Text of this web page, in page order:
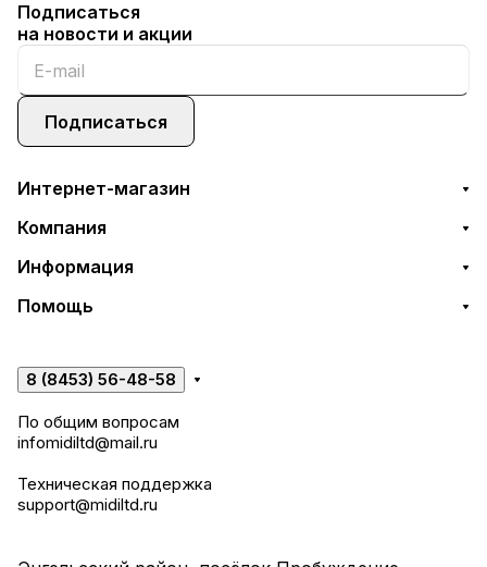
Подписаться
на новости и акции
Подписаться
Интернет-магазин
Компания
Информация
Помощь
8 (8453) 56-48-58
По общим вопросам
infomidiltd@mail.ru
Техническая поддержка
support@midiltd.ru